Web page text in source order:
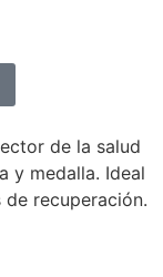
de la salud
y medalla. Ideal
recuperación.